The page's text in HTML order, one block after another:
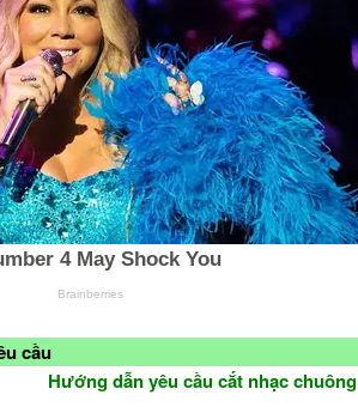
cầu
Hướng dẫn yêu cầu cắt nhạc chuông